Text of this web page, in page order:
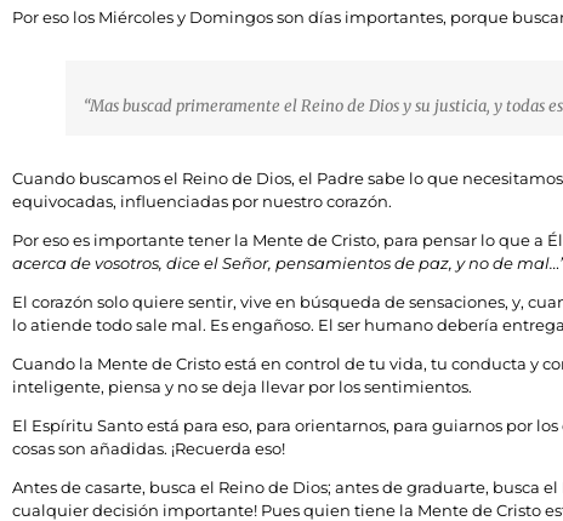
Por eso los Miércoles y Domingos son días importantes, porque
“Mas buscad primeramente el Reino de Dios y su justicia, y todas
Cuando buscamos el Reino de Dios, el Padre sabe lo que
equivocadas, influenciadas por nuestro corazón.
Por eso es importante tener la Mente de Cristo, para pensar lo que a
acerca de vosotros, dice el Señor, pensamientos de paz, y no de
El corazón solo quiere sentir, vive en búsqueda de sensaciones, y,
lo atiende todo sale mal. Es engañoso. El ser humano debería
Cuando la Mente de Cristo está en control de tu vida, tu conducta y
inteligente, piensa y no se deja llevar por los sentimientos.
El Espíritu Santo está para eso, para orientarnos, para guiarnos por
cosas son añadidas. ¡Recuerda eso!
Antes de casarte, busca el Reino de Dios; antes de graduarte, busca
cualquier decisión importante! Pues quien tiene la Mente de Cristo